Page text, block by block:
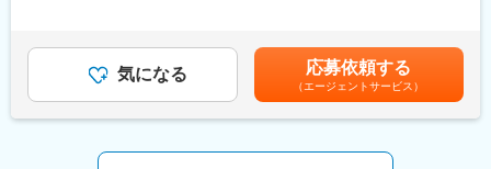
◎ 手厚い福利厚生
寮・社宅完備のほか、社員持株制度、カフェテリアプラン、保養
所利用など、安心して働ける福利厚生が整っています。
（1） 資格取得向け外部講習は上限なく会社負担。平日の研修も
【建築設備の技術総括】
・火力発電所の建築設備に係る技術総括及び社内外調整
■1日の流れ：
名：680万円・40歳扶養2名：810万円※1.上記年収は本店勤務にて
試算、残業手当21H/円を含む※2.社宅、寮、借上げ社宅はモデル年
収に含まれません。賃金はあくまでも目安の金額であり、選考を
通じて上下する可能性があります。月給(月額)は固定手当を含めた
気になる 応募依頼する
（エージェントサービス）